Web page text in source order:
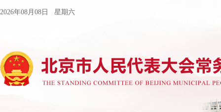
2026年08月08日 星期六